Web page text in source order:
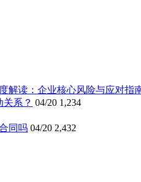
解读：企业核心风险与应对指
系？ 04/20 1,234
同吗 04/20 2,432